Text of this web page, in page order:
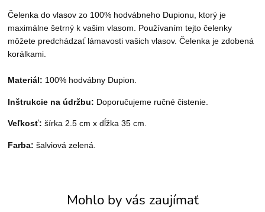
Čelenka do vlasov zo 100% hodvábneho Dupionu, ktorý je
maximálne šetrný k vašim vlasom. Používaním tejto čelenky
môžete predchádzať lámavosti vašich vlasov. Čelenka je zdobená
korálkami.
Materiál: 100% hodvábny Dupion.
Inštrukcie na údržbu: Doporučujeme ručné čistenie
Veľkosť:šírka 2.5 cm x dĺžka 35 cm.
Farba:šalviovázelená.
Mohlo by vás zaujímať